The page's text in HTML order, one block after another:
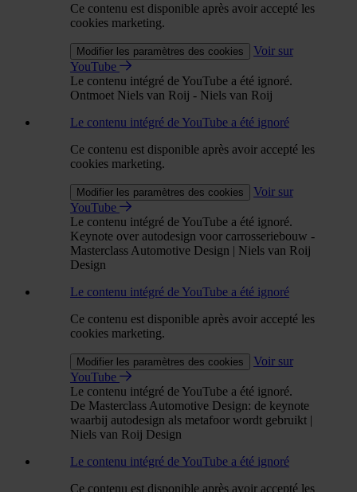
Ce contenu est disponible après avoir accepté les
cookies marketing.
Modifier les paramètres des cookies
Voir sur
YouTube
Le contenu intégré de YouTube a été ignoré.
Ontmoet Niels van Roij - Niels van Roij
Le contenu intégré de YouTube a été ignoré
Ce contenu est disponible après avoir accepté les
cookies marketing.
Modifier les paramètres des cookies
Voir sur
YouTube
Le contenu intégré de YouTube a été ignoré.
Keynote over autodesign voor carrosseriebouw -
Masterclass Automotive Design | Niels van Roij
Design
Le contenu intégré de YouTube a été ignoré
Ce contenu est disponible après avoir accepté les
cookies marketing.
Modifier les paramètres des cookies
Voir sur
YouTube
Le contenu intégré de YouTube a été ignoré.
De Masterclass Automotive Design: de keynote
waarbij autodesign als metafoor wordt gebruikt |
Niels van Roij Design
Le contenu intégré de YouTube a été ignoré
Ce contenu est disponible après avoir accepté les